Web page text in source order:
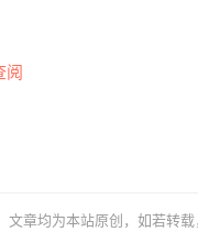
阅
文章均为本站原创 ，如若转载